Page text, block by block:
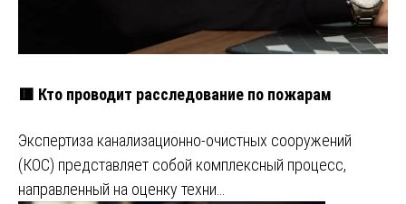
🟥 Кто проводит расследование по пожарам
Экспертиза канализационно-очистных сооружений
(КОС) представляет собой комплексный процесс,
направленный на оценку техни…